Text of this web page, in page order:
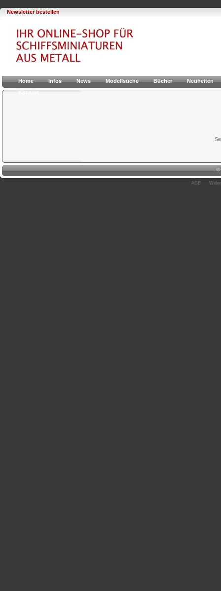
Newsletter bestellen
Home Infos News Modellsuche Bücher
Neuheiten
Kontakt
©
AGB